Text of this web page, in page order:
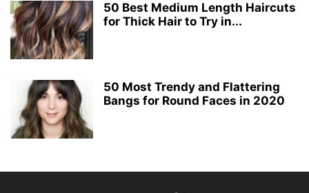
50 Best Medium Length Haircuts
for Thick Hair to Try in...
50 Most Trendy and Flattering
Bangs for Round Faces in 2020